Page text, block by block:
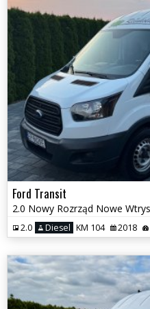
Ford Transit
2.0 Diesel KM 104 2018